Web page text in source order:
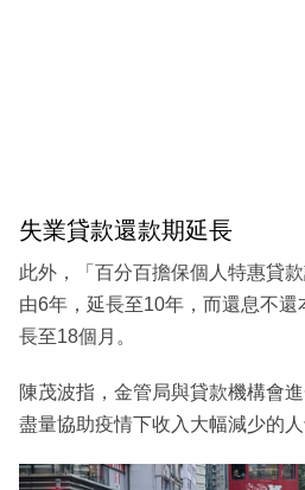
失業貸款還款期延長
此外，「百分百擔保個人特惠貸
由6年，延長至10年，而還息不
長至18個月。
陳茂波指，金管局與貸款機構會
盡量協助疫情下收入大幅減少的人